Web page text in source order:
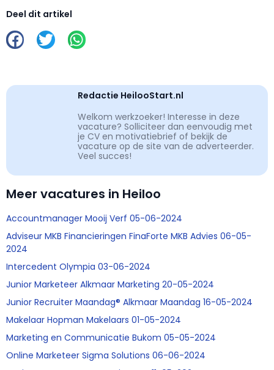
Deel dit artikel
Redactie HeilooStart.nl
Welkom werkzoeker! Interesse in deze
vacature? Solliciteer dan eenvoudig met
je CV en motivatiebrief of bekijk de
vacature op de site van de adverteerder.
Veel succes!
Meer vacatures in Heiloo
Accountmanager Mooij Verf 05-06-2024
Adviseur MKB Financieringen FinaForte MKB Advies 06-05-
2024
Intercedent Olympia 03-06-2024
Junior Marketeer Alkmaar Marketing 20-05-2024
Junior Recruiter Maandag® Alkmaar Maandag 16-05-2024
Makelaar Hopman Makelaars 01-05-2024
Marketing en Communicatie Bukom 05-05-2024
Online Marketeer Sigma Solutions 06-06-2024